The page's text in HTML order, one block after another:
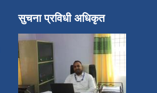
सुचना प्रविधी अधिकृत